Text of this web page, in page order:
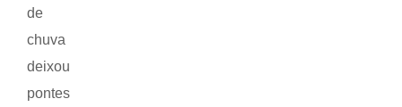
de
chuva
deixou
pontes